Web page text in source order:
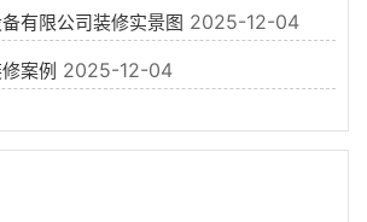
有限公司装修实景图 2025-12-04
案例 2025-12-04